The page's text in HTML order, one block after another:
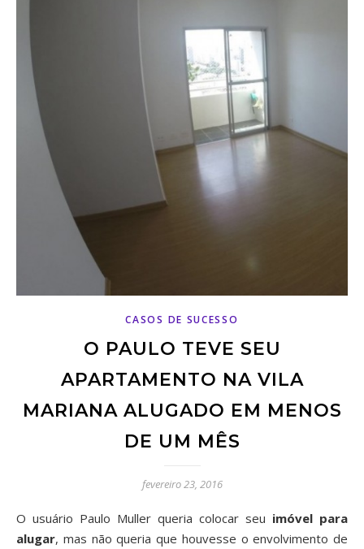
CASOS DE SUCESSO
O PAULO TEVE SEU
APARTAMENTO NA VILA
MARIANA ALUGADO EM MENOS
DE UM MÊS
fevereiro 23, 2016
O usuário Paulo Muller queria colocar seu imóvel para
alugar, mas não queria que houvesse o envolvimento de